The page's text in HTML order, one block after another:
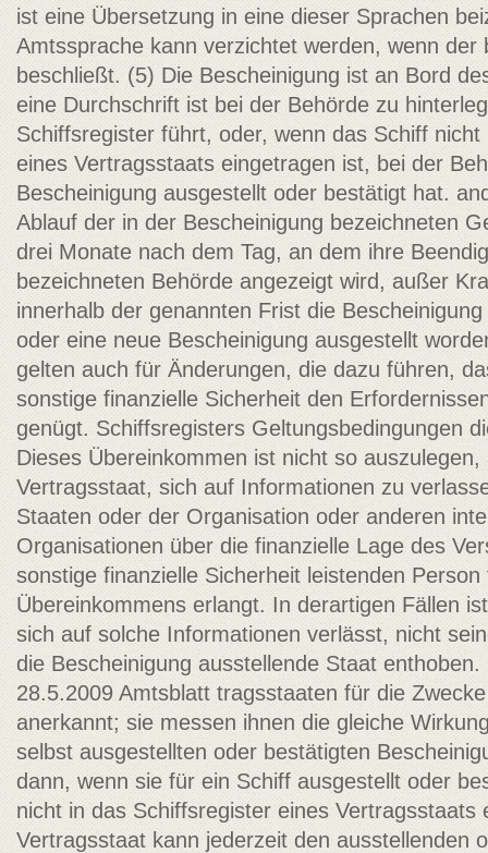
ist eine Übersetzung in eine dieser Sprachen
Amtssprache kann verzichtet werden, wenn der
beschließt. (5) Die Bescheinigung ist an Bord
eine Durchschrift ist bei der Behörde zu
Schiffsregister führt, oder, wenn das Schiff
eines Vertragsstaats eingetragen ist, bei der
Bescheinigung ausgestellt oder bestätigt hat.
Ablauf der in der Bescheinigung bezeichneten
drei Monate nach dem Tag, an dem ihre
bezeichneten Behörde angezeigt wird, außer
innerhalb der genannten Frist die
oder eine neue Bescheinigung ausgestellt
gelten auch für Änderungen, die dazu führen,
sonstige finanzielle Sicherheit den
genügt. Schiffsregisters Geltungsbedingungen
Dieses Übereinkommen ist nicht so
Vertragsstaat, sich auf Informationen zu
Staaten oder der Organisation oder anderen
Organisationen über die finanzielle Lage des
sonstige finanzielle Sicherheit leistenden
Übereinkommens erlangt. In derartigen Fällen
sich auf solche Informationen verlässt, nicht
die Bescheinigung ausstellende Staat enthoben.
28.5.2009 Amtsblatt tragsstaaten für die
anerkannt; sie messen ihnen die gleiche
selbst ausgestellten oder bestätigten
dann, wenn sie für ein Schiff ausgestellt oder
nicht in das Schiffsregister eines Vertragsstaats
Vertragsstaat kann jederzeit den ausstellenden